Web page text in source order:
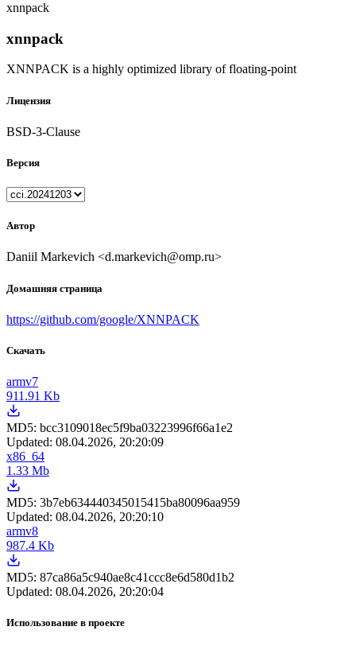
xnnpack
xnnpack
XNNPACK is a highly optimized library of floating-point
Лицензия
BSD-3-Clause
Версия
Автор
Daniil Markevich <d.markevich@omp.ru>
Домашняя страница
https://github.com/google/XNNPACK
Скачать
armv7
911.91 Kb
MD5: bcc3109018ec5f9ba03223996f66a1e2
Updated: 08.04.2026, 20:20:09
x86_64
1.33 Mb
MD5: 3b7eb634440345015415ba80096aa959
Updated: 08.04.2026, 20:20:10
armv8
987.4 Kb
MD5: 87ca86a5c940ae8c41ccc8e6d580d1b2
Updated: 08.04.2026, 20:20:04
Использование в проекте